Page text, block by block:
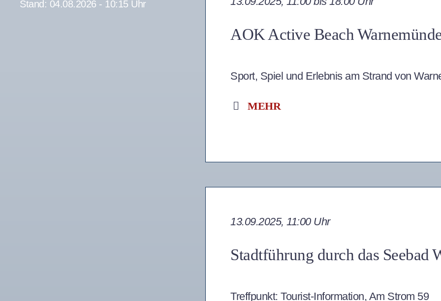
Stand: 04.08.2026 - 10:15 Uhr
AOK Active Beach
Sport, Spiel und Erlebnis am Strand von
MEHR
Stadtführung durch das Seebad
13.09.2025, 11:00 Uhr
Treffpunkt: Tourist-Information, Am Strom 59